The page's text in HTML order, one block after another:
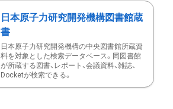
日本原子力研究開発機構図書館蔵
書
日本原子力研究開発機構の中央図書館所蔵資
料を対象とした検索データベース。同図書館
が所蔵する図書、レポート、会議資料、雑誌、
Docketが検索できる。